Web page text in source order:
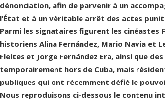
dénonciation, afin de parvenir à un
l’État et à un véritable arrêt des actes
Parmi les signataires figurent les cinéastes
historiens Alina Fernández, Mario Navia et
Fleites et Jorge Fernández Era, ainsi que
temporairement hors de Cuba, mais
publiques qui ont récemment défié le
Nous reproduisons ci-dessous le contenu